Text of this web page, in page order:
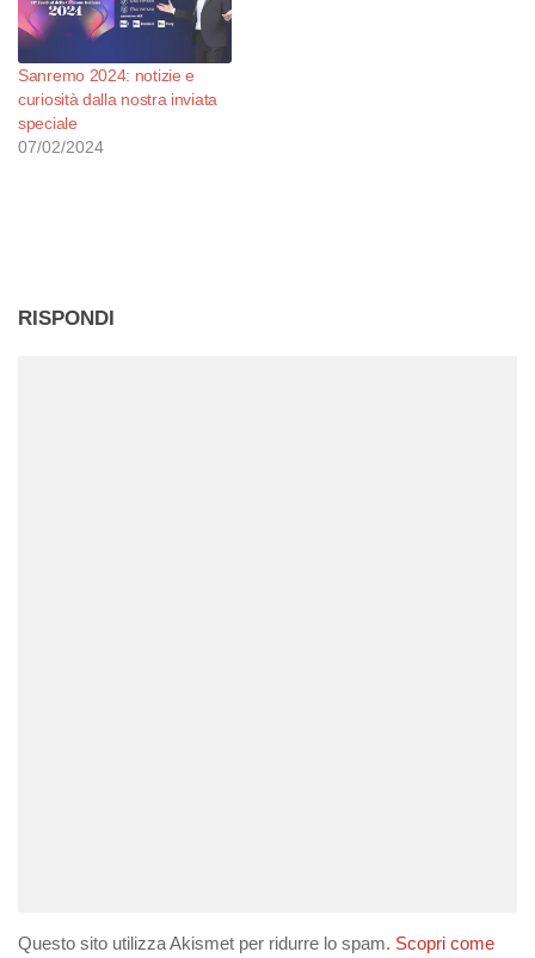
Sanremo 2024: notizie e
curiosità dalla nostra inviata
speciale
07/02/2024
RISPONDI
Questo sito utilizza Akismet per ridurre lo spam. Scopri come